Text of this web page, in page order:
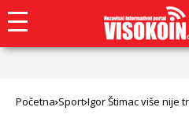
Početna Sport Igor Štimac više nije